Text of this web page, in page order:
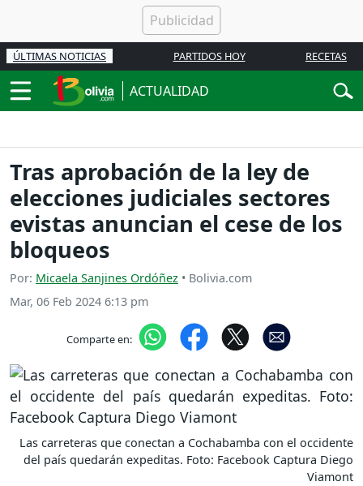
ÚLTIMAS NOTICIAS PARTIDOS HOY RECETAS
ACTUALIDAD
Tras aprobación de la ley de
elecciones judiciales sectores
evistas anuncian el cese de los
bloqueos
Por: Micaela Sanjines Ordóñez • Bolivia.com
Mar, 06 Feb 2024 6:13 pm
Comparte en:
Las carreteras que conectan a Cochabamba con el occidente
del país quedarán expeditas. Foto: Facebook Captura Diego
Viamont